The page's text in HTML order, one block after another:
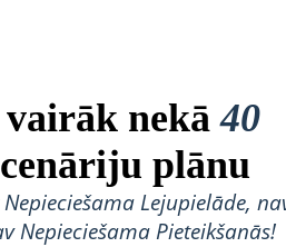
nekā40
plānu
Lejupielāde,
Nepieciešama Pieteikšanās!